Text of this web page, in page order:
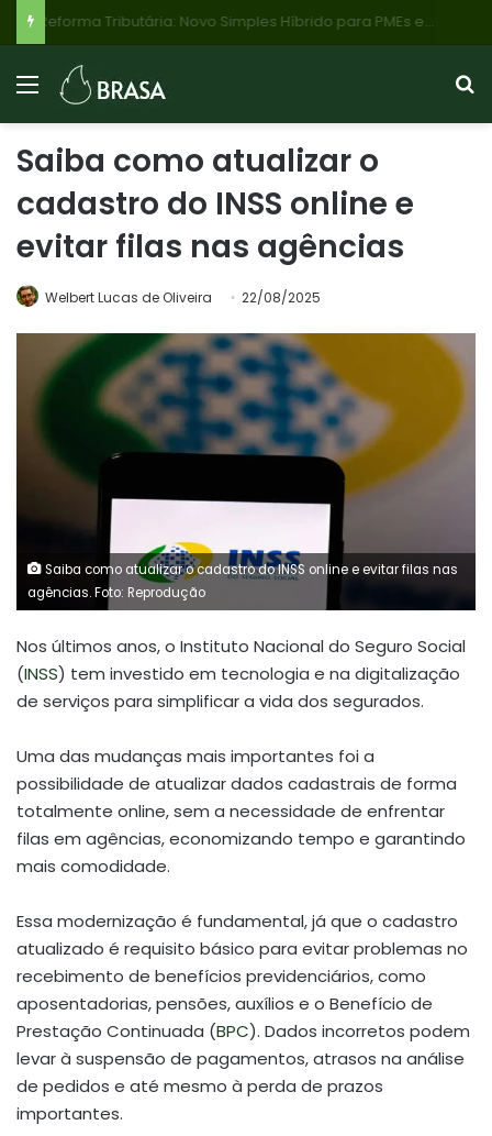
Saiba como atualizar o
cadastro do INSS online e
evitar filas nas agências
Welbert Lucas de Oliveira 22/08/2025
Saiba como atualizar o cadastro do INSS online e evitar filas nas
agências. Foto: Reprodução
Nos últimos anos, o Instituto Nacional do Seguro Social
(INSS) tem investido em tecnologia e na digitalização
de serviços para simplificar a vida dos segurados.
Uma das mudanças mais importantes foi a
possibilidade de atualizar dados cadastrais de forma
totalmente online, sem a necessidade de enfrentar
filas em agências, economizando tempo e garantindo
mais comodidade.
Essa modernização é fundamental, já que o cadastro
atualizado é requisito básico para evitar problemas no
recebimento de benefícios previdenciários, como
aposentadorias, pensões, auxílios e o Benefício de
Prestação Continuada (BPC). Dados incorretos podem
levar à suspensão de pagamentos, atrasos na análise
de pedidos e até mesmo à perda de prazos
importantes.